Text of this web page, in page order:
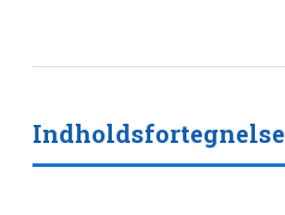
Indholdsfortegnelse